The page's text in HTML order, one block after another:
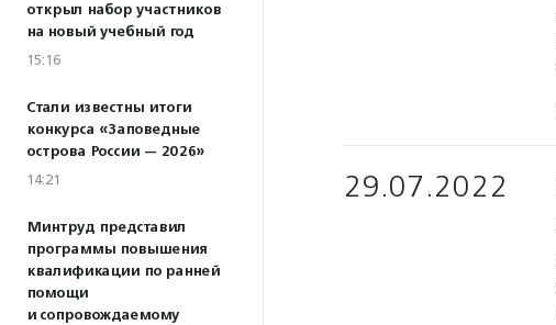
открыл набор участников
на новый учебный год
15:16
Стали известны итоги
конкурса «Заповедные
острова России — 2026»
14:21
Минтруд представил
программы повышения
квалификации по ранней
помощи
и сопровождаемому
29.07.2022